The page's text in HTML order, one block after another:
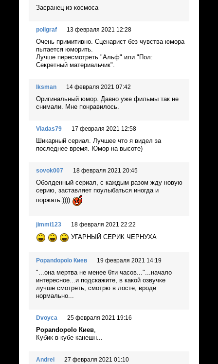
Засранец из космоса
poligraf 13 февраля 2021 12:28
Очень примитивно. Сценарист без чувства юмора
пытается юморить.
Лучше пересмотреть "Альф" или "Пол:
Секретный материальчик".
Iksman 14 февраля 2021 07:42
Оригинальный юмор. Давно уже фильмы так не
снимали. Мне понравилось.
Vladas79 17 февраля 2021 12:58
Шикарный сериал. Лучшее что я видел за
последнее время. Юмор на высоте)
sovok007 18 февраля 2021 20:45
Оболденный сериал, с каждым разом жду новую
серию, заставляет поулыбаться иногда и
поржать:))))
jimmi123 18 февраля 2021 22:22
УГАРНЫЙ СЕРИК ЧЕРНУХА
Popandopolo Киев 19 февраля 2021 14:19
"...она мертва не менее 6ти часов..."...начало
интересное...и подскажите, в какой озвучке
лучше смотреть, смотрю в лосте, вроде
нормально...
Dvoyca 25 февраля 2021 19:16
Popandopolo Киев,
Кубик в кубе канешн...
Andrei 27 февраля 2021 01:10